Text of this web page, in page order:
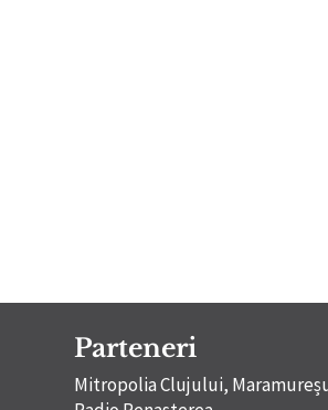
Parteneri
Mitropolia Clujului,